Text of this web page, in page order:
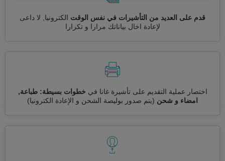
قدم على العديد من التأشيرات في نفس الوقت الكترونيا, لا داعى
لإعادة اخال بياناتك مرارا و تكرارا
اختصار عملية التقديم على تأشيرة غانا في خطوات بسيطة: طباعة,
امضاء و شحن (يتم صدور بوليصة الشحن و الإعادة الكترونيا)